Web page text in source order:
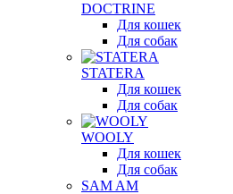
DOCTRINE
Для кошек
Для собак
STATERA
Для кошек
Для собак
WOOLY
Для кошек
Для собак
SAM AM